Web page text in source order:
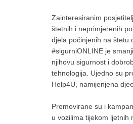
Zainteresiranim
štetnih i neprimjerenih
djela počinjenih na štetu
#sigurniONLINE je
njihovu sigurnost i
tehnologija. Ujedno su
Help4U, namijenjena
Promovirane su i
u vozilima tijekom ljetnih